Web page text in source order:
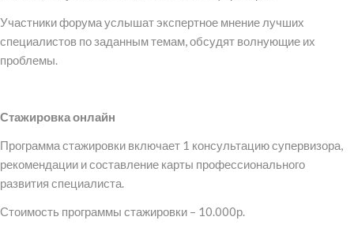
Участники форума услышат экспертное мнение лучших
специалистов по заданным темам, обсудят волнующие их
проблемы.
Стажировка онлайн
Программа стажировки включает 1 консультацию супервизора,
рекомендации и составление карты профессионального
развития специалиста.
Стоимость программы стажировки – 10.000р.